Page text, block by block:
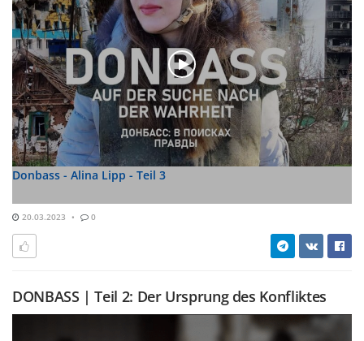
Donbass - Alina Lipp - Teil 3
20.03.2023 0
DONBASS | Teil 2: Der Ursprung des Konfliktes